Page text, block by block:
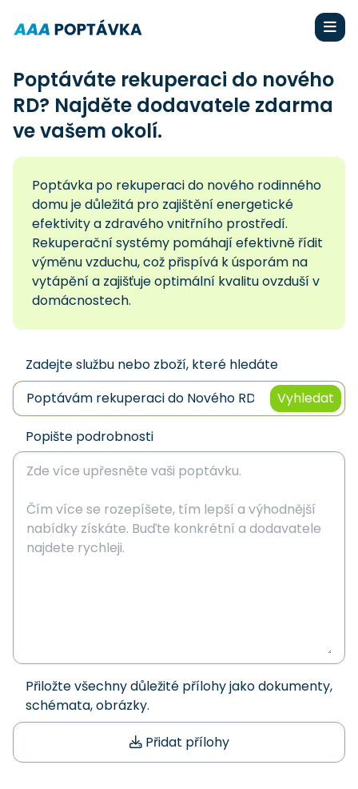
Poptáváte rekuperaci do nového
RD? Najděte dodavatele zdarma
ve vašem okolí.
Poptávka po rekuperaci do nového rodinného
domu je důležitá pro zajištění energetické
efektivity a zdravého vnitřního prostředí.
Rekuperační systémy pomáhají efektivně řídit
výměnu vzduchu, což přispívá k úsporám na
vytápění a zajišťuje optimální kvalitu ovzduší v
domácnostech.
Zadejte službu nebo zboží, které hledáte
Vyhledat
Popište podrobnosti
Přiložte všechny důležité přílohy jako dokumenty,
schémata, obrázky.
Přidat přílohy